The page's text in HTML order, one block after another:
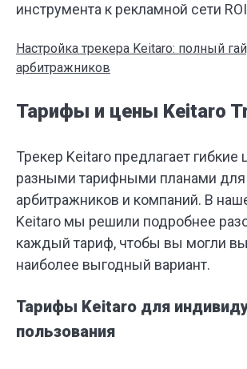
инструмента к рекламной сети
Настройка трекера Keitaro: полный
арбитражников
Тарифы и цены Keitaro
Трекер Keitaro предлагает гибкие
разными тарифными планами для
арбитражников и компаний. В
Keitaro мы решили подробнее
каждый тариф, чтобы вы могли
наиболее выгодный вариант.
Тарифы Keitaro для
пользования